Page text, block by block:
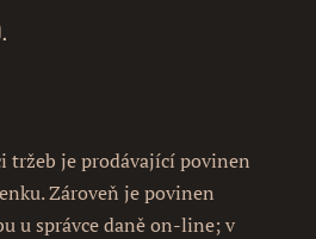
tržeb je prodávající povinen
Zároveň je povinen
u správce daně on-line; v